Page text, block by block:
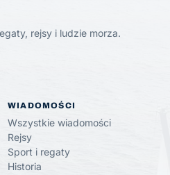
rejsy i ludzie morza.
WIADOMOŚCI
Wszystkie wiadomości
Rejsy
Sport i regaty
Historia